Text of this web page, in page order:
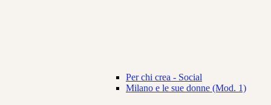
Per chi crea - Social
Milano e le sue donne (Mod. 1)